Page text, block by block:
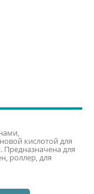
кислотой для
Предназначена для
роллер, для